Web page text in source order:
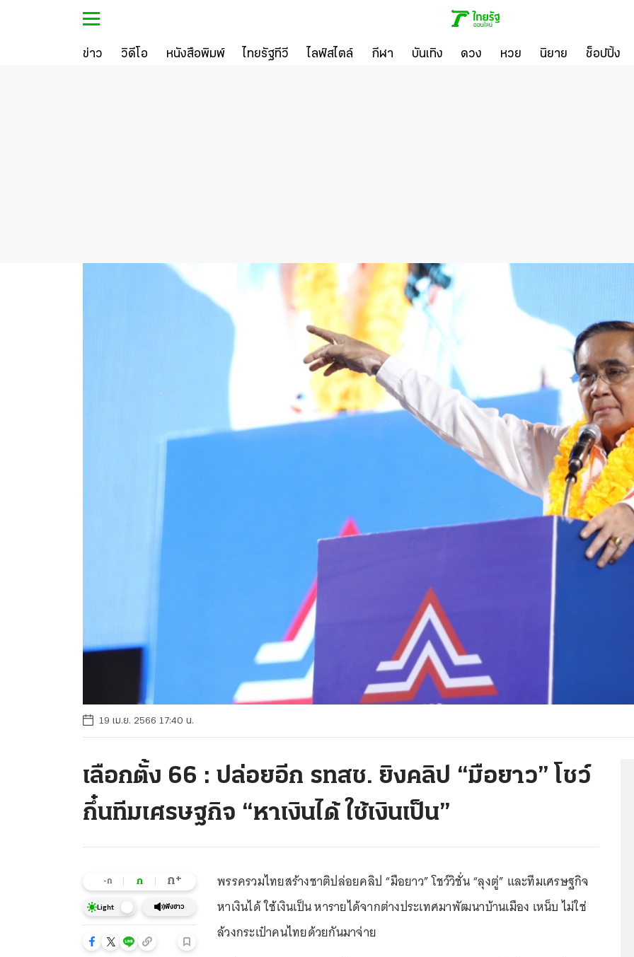
ข่าว วิดีโอ หนังสือพิมพ์ ไทยรัฐทีวี ไลฟ์สไตล์ กีฬา บันเทิง ดวง หวย นิยาย ช็อปปิ้ง
19 เม.ย. 2566 17:40 น.
เลือกตั้ง 66 : ปล่อยอีก รทสช. ยิงคลิป “มือยาว” โชว์
กึ๋นทีมเศรษฐกิจ “หาเงินได้ ใช้เงินเป็น”
-ก ก ก+
Light ฟังข่าว
พรรครวมไทยสร้างชาติปล่อยคลิป “มือยาว” โชว์วิชั่น “ลุงตู่” และทีมเศรษฐกิจ
หาเงินได้ ใช้เงินเป็น หารายได้จากต่างประเทศมาพัฒนาบ้านเมือง เหน็บ ไม่ใช่
ล้วงกระเป๋าคนไทยด้วยกันมาจ่าย